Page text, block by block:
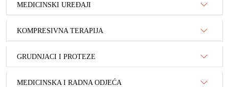
MEDICINSKI UREĐAJI
KOMPRESIVNA TERAPIJA
GRUDNJACI I PROTEZE
MEDICINSKA I RADNA ODJEĆA